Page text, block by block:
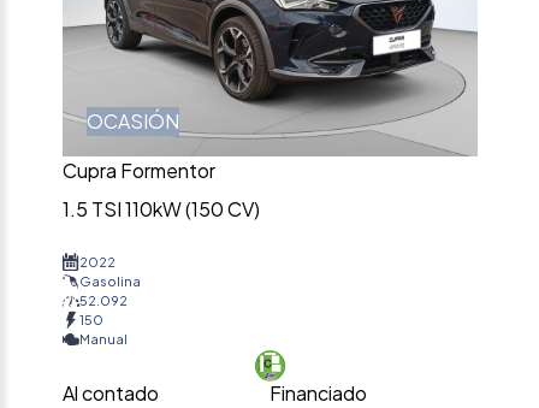
OCASIÓN
Cupra Formentor
1.5 TSI 110kW (150 CV)
2022
Gasolina
52.092
150
Manual
Al contado
Financiado